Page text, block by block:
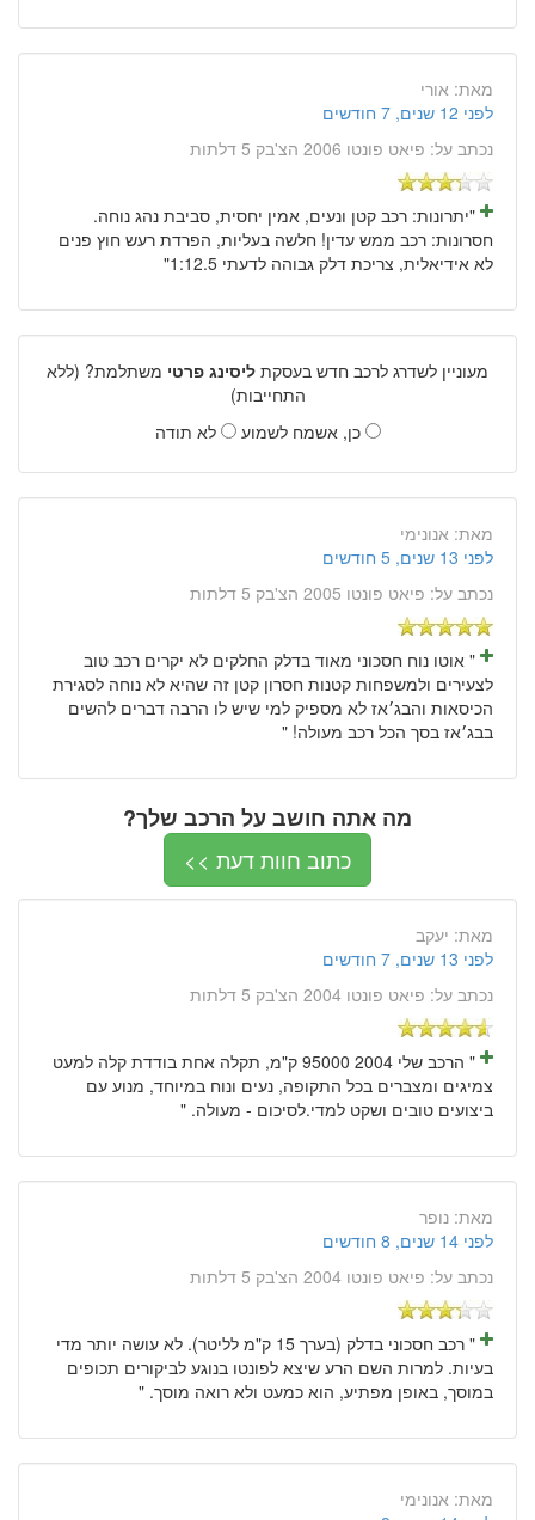
מאת: אורי
לפני 12 שנים, 7 חודשים
נכתב על: פיאט פונטו 2006 הצ'בק 5 דלתות
"יתרונות: רכב קטן ונעים, אמין יחסית, סביבת נהג נוחה.
חסרונות: רכב ממש עדין! חלשה בעליות, הפרדת רעש חוץ פנים
לא אידיאלית, צריכת דלק גבוהה לדעתי 1:12.5"
מעוניין לשדרג לרכב חדש בעסקת ליסינג פרטי משתלמת? (ללא
התחייבות)
כן, אשמח לשמוע
לא תודה
מאת: אנונימי
לפני 13 שנים, 5 חודשים
נכתב על: פיאט פונטו 2005 הצ'בק 5 דלתות
" אוטו נוח חסכוני מאוד בדלק החלקים לא יקרים רכב טוב
לצעירים ולמשפחות קטנות חסרון קטן זה שהיא לא נוחה לסגירת
הכיסאות והבג׳אז לא מספיק למי שיש לו הרבה דברים להשים
בבג׳אז בסך הכל רכב מעולה! "
מה אתה חושב על הרכב שלך?
כתוב חוות דעת >>
מאת: יעקב
לפני 13 שנים, 7 חודשים
נכתב על: פיאט פונטו 2004 הצ'בק 5 דלתות
" הרכב שלי 2004 95000 ק"מ, תקלה אחת בודדת קלה למעט
צמיגים ומצברים בכל התקופה, נעים ונוח במיוחד, מנוע עם
ביצועים טובים ושקט למדי.לסיכום - מעולה. "
מאת: נופר
לפני 14 שנים, 8 חודשים
נכתב על: פיאט פונטו 2004 הצ'בק 5 דלתות
" רכב חסכוני בדלק (בערך 15 ק"מ לליטר). לא עושה יותר מדי
בעיות. למרות השם הרע שיצא לפונטו בנוגע לביקורים תכופים
במוסך, באופן מפתיע, הוא כמעט ולא רואה מוסך. "
מאת: אנונימי